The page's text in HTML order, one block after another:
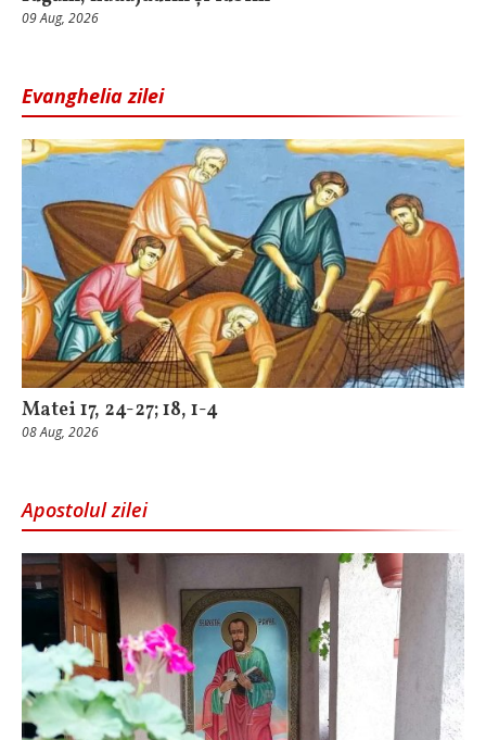
09 Aug, 2026
Evanghelia zilei
Matei 17, 24-27; 18, 1-4
08 Aug, 2026
Apostolul zilei